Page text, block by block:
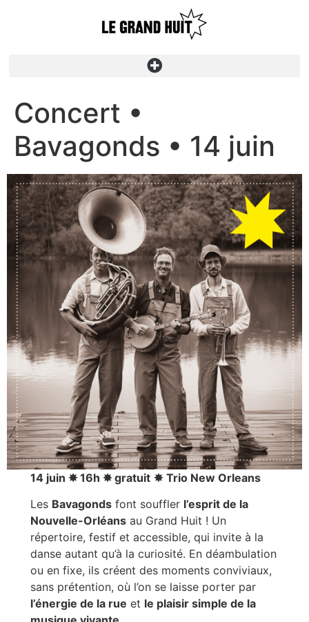
Concert •
Bavagonds • 14 juin
14 juin ✸ 16h ✸ gratuit ✸ Trio New Orleans
Les Bavagonds font souffler l’esprit de la
Nouvelle-Orléans au Grand Huit ! Un
répertoire, festif et accessible, qui invite à la
danse autant qu’à la curiosité. En déambulation
ou en fixe, ils créent des moments conviviaux,
sans prétention, où l’on se laisse porter par
l’énergie de la rue et le plaisir simple de la